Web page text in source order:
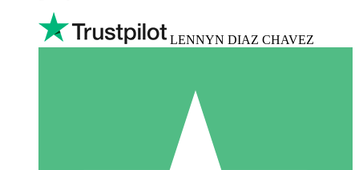
LENNYN DIAZ CHAVEZ